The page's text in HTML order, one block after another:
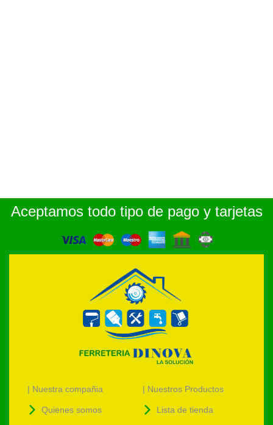
Aceptamos todo tipo de pago y tarjetas
| Nuestra compañia
Quienes somos
| Nuestros Productos
Lista de tienda